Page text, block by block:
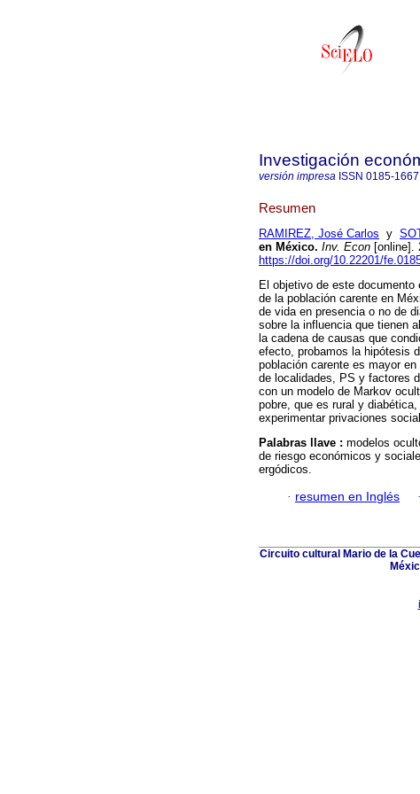
Investigación
versión impresa ISSN 0185-1667
Resumen
RAMIREZ, José Carlos y
en México. Inv. Econ [online].
https://doi.org/10.22201/
El objetivo de este
de la población carente en
de vida en presencia o no de
sobre la influencia que tienen
la cadena de causas que
efecto, probamos la hipótesis
población carente es mayor
de localidades, PS y factores
con un modelo de Markov
pobre, que es rural y
experimentar privaciones
Palabras llave : modelos
de riesgo económicos y
ergódicos.
· resumen en Inglés ·
Circuito cultural Mario de la